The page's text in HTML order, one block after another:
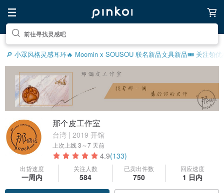
前往寻找灵感吧
🔎 小眾风格灵感耳环🔥 Moomin x SOUSOU 联名新品文具新品🎟️ 关注領优
那个皮工作室
台湾 | 2019 开馆
上次上线3～7 天前
4.9(133)
出货速度
一周内
关注人数
584
已卖出件数
750
回应速度
1 日内